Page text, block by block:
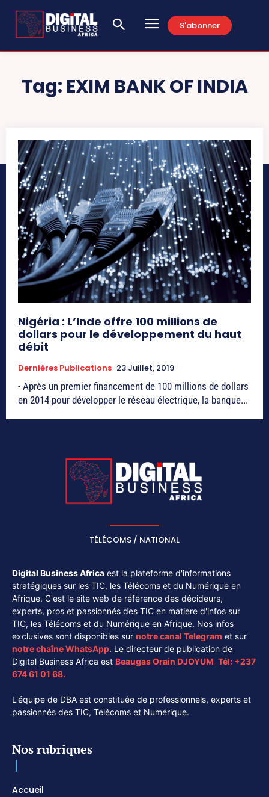
S'abonner
Tag: EXIM BANK OF INDIA
Nigéria : L’Inde offre 100 millions de
dollars pour le développement du haut
débit
Dernières Publications 23 Juillet, 2019
- Après un premier financement de 100 millions de dollars
en 2014 pour développer le réseau électrique, la banque...
TÉLÉCOMS / NATIONAL
Digital Business Africa est la plateforme d'informations
stratégiques sur les TIC, les Télécoms et du Numérique en
Afrique. C'est le site web de référence des décideurs,
experts, pros et passionnés des TIC en matière d'infos sur
TIC, les Télécoms et du Numérique en Afrique. Nos infos
exclusives sont disponibles sur notre canal Telegram et sur
notre chaîneWhatsApp. Le directeur de publication de
Digital Business Africa est Beaugas Orain DJOYUM. Tél: +237
674 61 01 68.
L'équipe de DBA est constituée de professionnels, experts et
passionnés des TIC, Télécoms et Numérique.
Nos rubriques
Accueil